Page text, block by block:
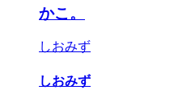
かこ。
しおみず
しおみず